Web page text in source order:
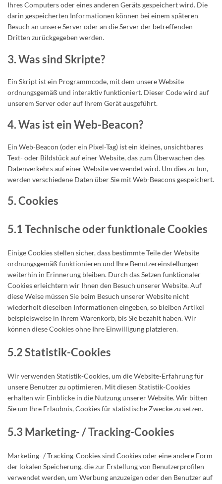
Ihres Computers oder eines anderen Geräts gespeichert wird. Die
darin gespeicherten Informationen können bei einem späteren
Besuch an unsere Server oder an die Server der betreffenden
Dritten zurückgegeben werden.
3. Was sind Skripte?
Ein Skript ist ein Programmcode, mit dem unsere Website
ordnungsgemäß und interaktiv funktioniert. Dieser Code wird auf
unserem Server oder auf Ihrem Gerät ausgeführt.
4. Was ist ein Web-Beacon?
Ein Web-Beacon (oder ein Pixel-Tag) ist ein kleines, unsichtbares
Text- oder Bildstück auf einer Website, das zum Überwachen des
Datenverkehrs auf einer Website verwendet wird. Um dies zu tun,
werden verschiedene Daten über Sie mit Web-Beacons gespeichert.
5. Cookies
5.1 Technische oder funktionale Cookies
Einige Cookies stellen sicher, dass bestimmte Teile der Website
ordnungsgemäß funktionieren und Ihre Benutzereinstellungen
weiterhin in Erinnerung bleiben. Durch das Setzen funktionaler
Cookies erleichtern wir Ihnen den Besuch unserer Website. Auf
diese Weise müssen Sie beim Besuch unserer Website nicht
wiederholt dieselben Informationen eingeben, so bleiben Artikel
beispielsweise in Ihrem Warenkorb, bis Sie bezahlt haben. Wir
können diese Cookies ohne Ihre Einwilligung platzieren.
5.2 Statistik-Cookies
Wir verwenden Statistik-Cookies, um die Website-Erfahrung für
unsere Benutzer zu optimieren. Mit diesen Statistik-Cookies
erhalten wir Einblicke in die Nutzung unserer Website. Wir bitten
Sie um Ihre Erlaubnis, Cookies für statistische Zwecke zu setzen.
5.3 Marketing- / Tracking-Cookies
Marketing- / Tracking-Cookies sind Cookies oder eine andere Form
der lokalen Speicherung, die zur Erstellung von Benutzerprofilen
verwendet werden, um Werbung anzuzeigen oder den Benutzer auf